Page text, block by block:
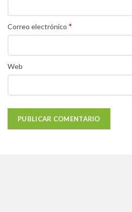
Correo electrónico *
Web